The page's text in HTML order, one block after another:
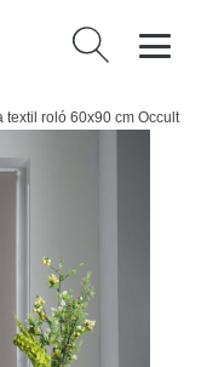
Keresés:
textil roló 60x90 cm Occult